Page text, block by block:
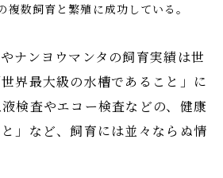
複数飼育と繁殖に成功している。
ナンヨウマンタの飼育実績は世
界最大級の水槽であること」に
検査やエコー検査などの、健康
」など、飼育には並々ならぬ情